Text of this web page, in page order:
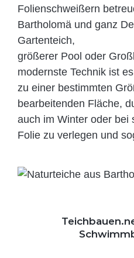
Folien­schweißern
Bartholomä und ganz
Gartenteich,
größerer Pool oder
modernste Technik ist
zu einer bestimmten
bearbeitenden Fläche,
auch im Winter oder bei
Folie zu verlegen und